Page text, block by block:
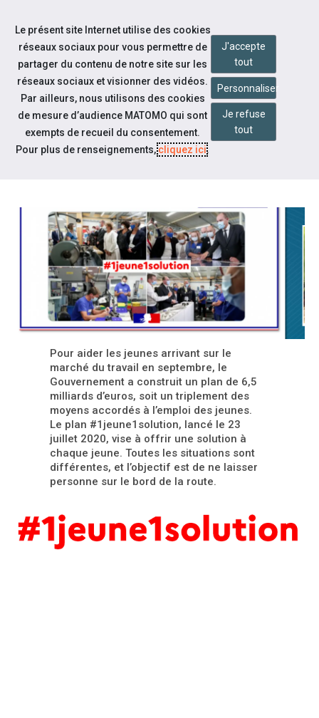
Aller au contenu
Actualités
EMPLOI DES JEUNES | PLAN "1
Pour aider les jeunes arrivant sur le
marché du travail en septembre, le
Gouvernement a construit un plan de 6,5
milliards d’euros, soit un triplement des
moyens accordés à l’emploi des jeunes.
Le plan #1jeune1solution, lancé le 23
juillet 2020, vise à offrir une solution à
chaque jeune. Toutes les situations sont
différentes, et l’objectif est de ne laisser
personne sur le bord de la route.
Le présent site Internet utilise des cookies
réseaux sociaux pour vous permettre de
partager du contenu de notre site sur les
réseaux sociaux et visionner des vidéos.
Par ailleurs, nous utilisons des cookies
de mesure d’audience MATOMO qui sont
exempts de recueil du consentement.
Pour plus de renseignements,cliquez ici.
J'accepte
tout
Personnaliser
Je refuse
tout